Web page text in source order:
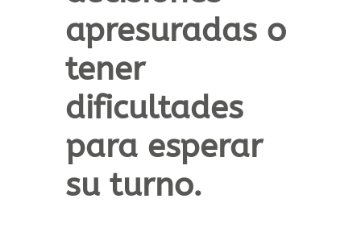
apresuradas o
tener
dificultades
para esperar
su turno.